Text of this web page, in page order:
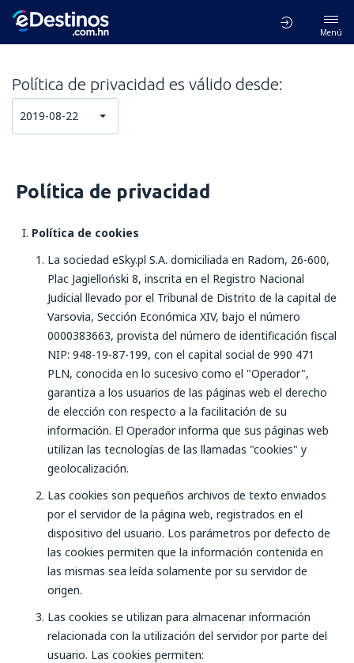
Menú
Política de privacidad es válido desde:
2019-08-22
Política de privacidad
Política de cookies
La sociedad eSky.pl S.A. domiciliada en Radom, 26-600,
Plac Jagielloński 8, inscrita en el Registro Nacional
Judicial llevado por el Tribunal de Distrito de la capital de
Varsovia, Sección Económica XIV, bajo el número
0000383663, provista del número de identificación fiscal
NIP: 948-19-87-199, con el capital social de 990 471
PLN, conocida en lo sucesivo como el "Operador",
garantiza a los usuarios de las páginas web el derecho
de elección con respecto a la facilitación de su
información. El Operador informa que sus páginas web
utilizan las tecnologías de las llamadas "cookies" y
geolocalización.
Las cookies son pequeños archivos de texto enviados
por el servidor de la página web, registrados en el
dispositivo del usuario. Los parámetros por defecto de
las cookies permiten que la información contenida en
las mismas sea leída solamente por su servidor de
origen.
Las cookies se utilizan para almacenar información
relacionada con la utilización del servidor por parte del
usuario. Las cookies permiten: